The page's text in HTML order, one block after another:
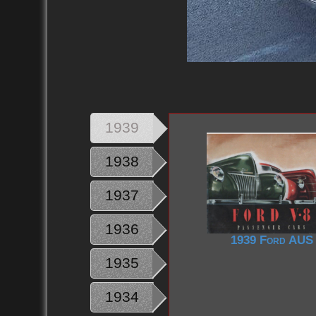
1939
1938
1937
1936
1935
1934
1939 Ford AUS